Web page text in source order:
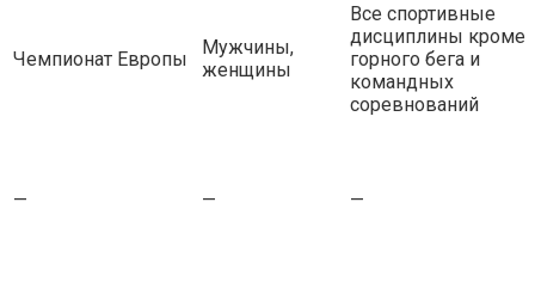
Чемпионат Европы
Мужчины,
женщины
Все спортивные
дисциплины кроме
горного бега и
командных
соревнований
— — —